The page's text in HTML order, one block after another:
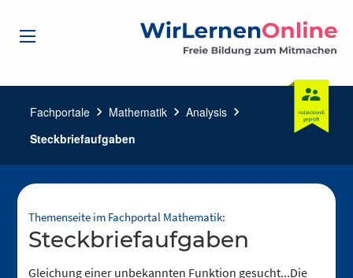
Fachportale chevron_right Mathematik chevron_right Analysis chevron_right
Steckbriefaufgaben
Themenseite im Fachportal Mathematik:
Steckbriefaufgaben
Gleichung einer unbekannten Funktion gesucht...Die